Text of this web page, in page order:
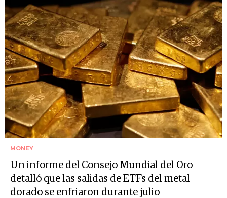
MONEY
Un informe del Consejo Mundial del Oro
detalló que las salidas de ETFs del metal
dorado se enfriaron durante julio